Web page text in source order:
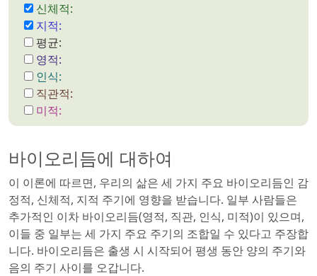
신체적:
지적:
평균:
영적:
인식:
직관적:
미적:
바이오리듬에 대하여
이 이론에 따르면, 우리의 삶은 세 가지 주요 바이오리듬인 감
정적, 신체적, 지적 주기에 영향을 받습니다. 일부 사람들은
추가적인 이차 바이오리듬(영적, 직관, 인식, 미적)이 있으며,
이들 중 일부는 세 가지 주요 주기의 조합일 수 있다고 주장합
니다. 바이오리듬은 출생 시 시작되어 평생 동안 양의 주기와
음의 주기 사이를 오갑니다.